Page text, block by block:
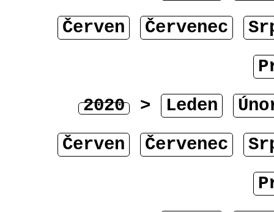
Červen
Červenec
2020 > Leden
Červen
Červenec